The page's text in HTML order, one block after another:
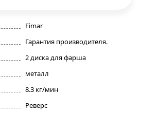
Fimar
Гарантия производителя.
2 диска для фарша
металл
8.3 кг/мин
Реверс